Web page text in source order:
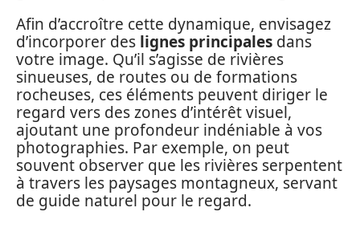
Afin d’accroître cette dynamique, envisagez
d’incorporer des lignes principales dans
votre image. Qu’il s’agisse de rivières
sinueuses, de routes ou de formations
rocheuses, ces éléments peuvent diriger le
regard vers des zones d’intérêt visuel,
ajoutant une profondeur indéniable à vos
photographies. Par exemple, on peut
souvent observer que les rivières serpentent
à travers les paysages montagneux, servant
de guide naturel pour le regard.